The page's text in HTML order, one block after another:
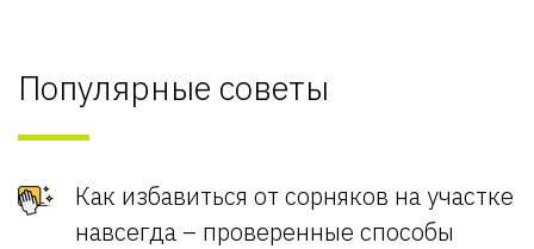
Популярные советы
Как избавиться от сорняков на участке
навсегда – проверенные способы